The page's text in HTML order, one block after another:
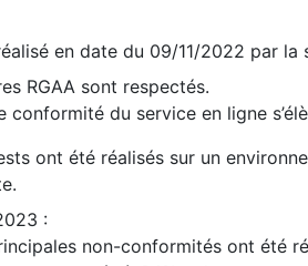
en date du 09/11/2022 par
RGAA sont respectés.
conformité du service en ligne
ont été réalisés sur un
:
non-conformités ont été